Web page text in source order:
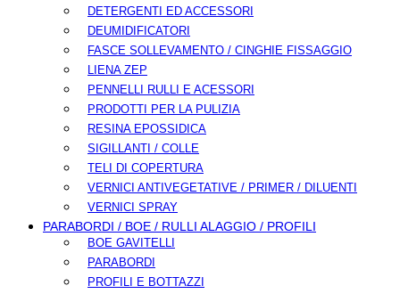
DETERGENTI ED ACCESSORI
DEUMIDIFICATORI
FASCE SOLLEVAMENTO / CINGHIE FISSAGGIO
LIENA ZEP
PENNELLI RULLI E ACESSORI
PRODOTTI PER LA PULIZIA
RESINA EPOSSIDICA
SIGILLANTI / COLLE
TELI DI COPERTURA
VERNICI ANTIVEGETATIVE / PRIMER / DILUENTI
VERNICI SPRAY
PARABORDI / BOE / RULLI ALAGGIO / PROFILI
BOE GAVITELLI
PARABORDI
PROFILI E BOTTAZZI